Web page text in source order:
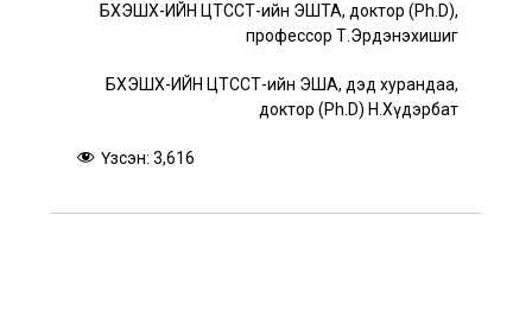
БХЭШХ-ИЙН ЦТССТ-ийн ЭШТА, доктор (Ph.D),
профессор Т.Эрдэнэхишиг
БХЭШХ-ИЙН ЦТССТ-ийн ЭША, дэд хурандаа,
доктор (Ph.D) Н.Хүдэрбат
Үзсэн: 3,616